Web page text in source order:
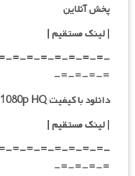
پخش آنلاین
| لینک مستقیم|
=-=-=-=-=-=-=-
=-=-=-=-
دانلود با کیفیت BluRay 1080p HQ ریلیز F2M
|لینک مستقیم|
=-=-=-=-=-=-=-
=-=-=-=-